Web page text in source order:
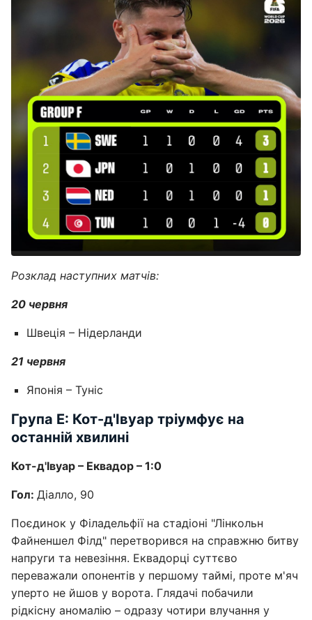
Розклад наступних матчів:
20 червня
Швеція – Нідерланди
21 червня
Японія – Туніс
Група Е: Кот-д'Івуар тріумфує на
останній хвилині
Кот-д'Івуар – Еквадор – 1:0
Гол: Діалло, 90
Поєдинок у Філадельфії на стадіоні "Лінкольн
Файненшел Філд" перетворився на справжню битву
напруги та невезіння. Еквадорці суттєво
переважали опонентів у першому таймі, проте м'яч
уперто не йшов у ворота. Глядачі побачили
рідкісну аномалію – одразу чотири влучання у